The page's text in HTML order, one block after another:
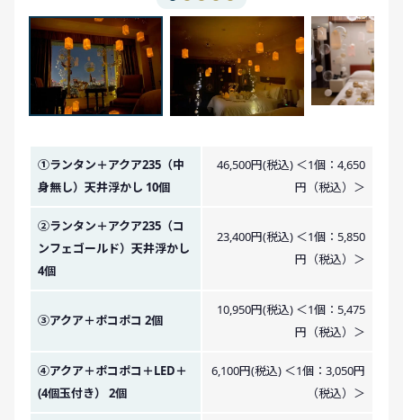
金額イメージ
①ランタン＋アクア235（中
身無し）天井浮かし 10個
46,500円(税込) ＜1個：4,650
円（税込）＞
②ランタン＋アクア235（コ
ンフェゴールド）天井浮かし
4個
23,400円(税込) ＜1個：5,850
円（税込）＞
③アクア＋ポコポコ 2個
10,950円(税込) ＜1個：5,475
円（税込）＞
④アクア＋ポコポコ＋LED＋
(4個玉付き） 2個
6,100円(税込) ＜1個：3,050円
（税込）＞